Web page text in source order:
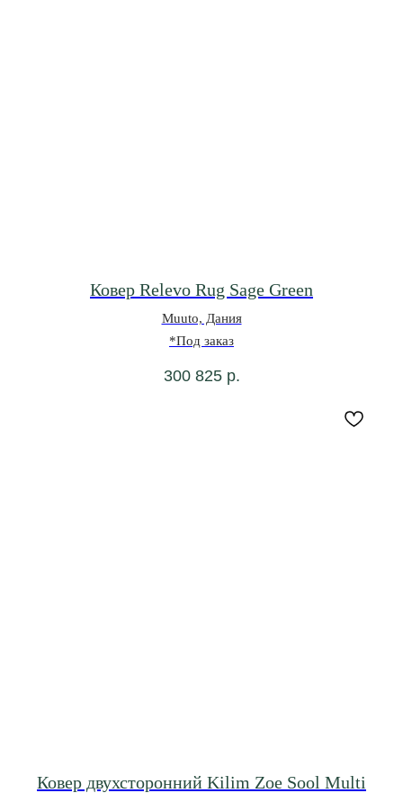
Ковер Relevo Rug Sage Green
Muuto, Дания
*Под заказ
300 825 р.
Ковер двухсторонний Kilim Zoe Sool Multi